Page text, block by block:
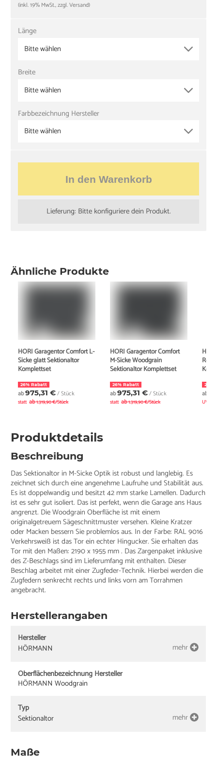
(inkl. 19% MwSt., zzgl. Versand)
Länge
Bitte wählen
Breite
Bitte wählen
Farbbezeichnung Hersteller
Bitte wählen
In den Warenkorb
Lieferung: Bitte konfiguriere dein Produkt.
Ähnliche Produkte
HORI Garagentor Comfort L-
Sicke glatt Sektionaltor
Komplettset
26% Rabatt
ab975,31 €/ Stück
statt ab1.319,90 €/Stück
HORI Garagentor Comfort
M-Sicke Woodgrain
Sektionaltor Komplettset
26% Rabatt
ab975,31 €/ Stück
statt ab1.319,90 €/Stück
23%
ab
UVP
Produktdetails
Beschreibung
Das Sektionaltor in M-Sicke Optik ist robust und langlebig. Es
zeichnet sich durch eine angenehme Laufruhe und Stabilität aus.
Es ist doppelwandig und besitzt 42 mm starke Lamellen. Dadurch
ist es sehr gut isoliert. Das ist perfekt, wenn die Garage ans Haus
angrenzt. Die Woodgrain Oberfläche ist mit einem
originalgetreuem Sägeschnittmuster versehen. Kleine Kratzer
oder Macken bessern Sie problemlos aus. In der Farbe: RAL 9016
Verkehrsweiß ist das Tor ein echter Hingucker. Sie erhalten das
Tor mit den Maßen: 2190 x 1955 mm . Das Zargenpaket inklusive
des Z-Beschlags sind im Lieferumfang mit enthalten. Dieser
Beschlag arbeitet mit einer Zugfeder-Technik. Hierbei werden die
Zugfedern senkrecht rechts und links vorn am Torrahmen
angebracht.
Herstellerangaben
Hersteller
HÖRMANN
mehr
Oberflächenbezeichnung Hersteller
HÖRMANN Woodgrain
Typ
Sektionaltor
mehr
Maße